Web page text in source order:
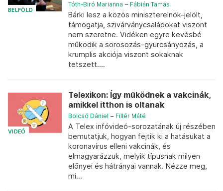
BELFÖLD
Tóth-Biró Marianna – Fábián Tamás
Bárki lesz a közös miniszterelnök-jelölt,
támogatja, szivárványcsaládokat viszont
nem szeretne. Vidéken egyre kevésbé
működik a sorosozás-gyurcsányozás, a
krumplis akciója viszont sokaknak
tetszett....
VIDEÓ
Telexikon: Így működnek a vakcinák,
amikkel itthon is oltanak
Bolcsó Dániel – Fillér Máté
A Telex infóvideó-sorozatának új részében
bemutatjuk, hogyan fejtik ki a hatásukat a
koronavírus elleni vakcinák, és
elmagyarázzuk, melyik típusnak milyen
előnyei és hátrányai vannak. Nézze meg,
mi...